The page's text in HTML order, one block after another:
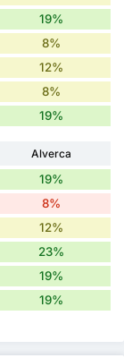
19%
8%
12%
8%
19%
Alverca
19%
8%
12%
23%
19%
19%